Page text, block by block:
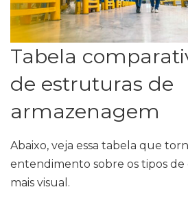
Tabela
de estruturas de
armazenagem
Abaixo, veja essa tabela que
entendimento sobre os tipos
mais visual.